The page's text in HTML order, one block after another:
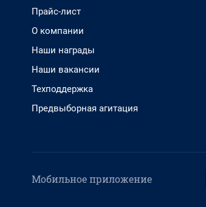
Прайс-лист
О компании
Наши награды
Наши вакансии
Техподдержка
Предвыборная агитация
Мобильное приложение